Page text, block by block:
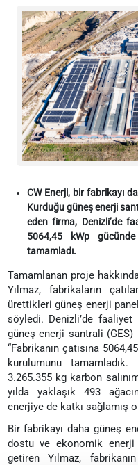
CW Enerji, bir fabrikayı
Kurduğu güneş enerji
eden firma, Denizli’de
5064,45 kWp gücünde
tamamladı.
Tamamlanan proje
Yılmaz, fabrikaların
ürettikleri güneş enerji
söyledi. Denizli’de faaliyet
güneş enerji santrali (GES)
“Fabrikanın çatısına
kurulumunu
3.265.355 kg karbon
yılda yaklaşık 493
enerjiye de katkı sağlamış
Bir fabrikayı daha güneş
dostu ve ekonomik enerji
getiren Yılmaz,